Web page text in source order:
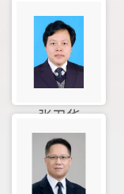
张卫华